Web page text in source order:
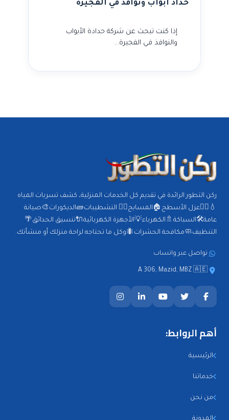
حداد أبواب ونوافذ في الفجيرة
إذا كنت تبحث عن شركة حدادة الأبواب
والنوافذ في الفجيرة…
ركن التطور الرائدة في تقديم كل الخدمات المنزلية، كشف تسربات المياه
💧🕵️‍♂️عزل الأسطح🏠المسابح🏊‍♂️ التشطيبات🧱الديكورات🎨صيانة
عامة🛠️السباكة🚿الكهرباء💡الأجهزة الكهربائية🔌تنسيق الحدائق🌴
التنظيف🧼مكافحة الحشرات🐜وكل ما تحتاجه لراحة منزلك أو منشأتك.
تواصل عبر واتساب
A 306, Mazid, MBZ 🇦🇪
أهم الروابط:
الرئيسية
خدماتنا
من نحن